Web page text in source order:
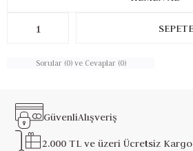
Sorular (0) ve Cevaplar (0)
GüvenliAlışveriş
2.000 TL ve üzeriÜcretsiz Kargo